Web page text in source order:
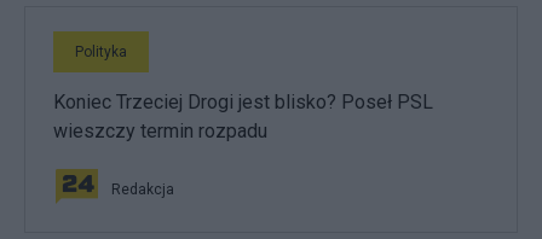
Polityka
Koniec Trzeciej Drogi jest blisko? Poseł PSL
wieszczy termin rozpadu
Redakcja